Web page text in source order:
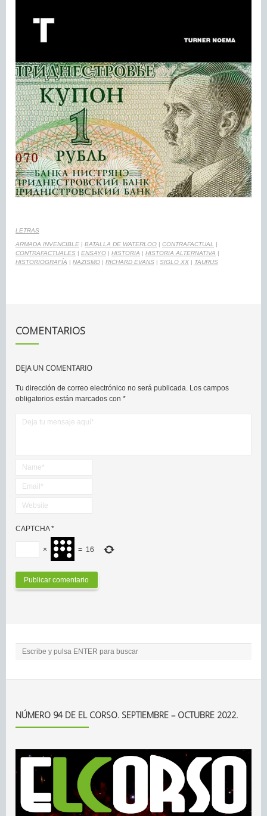
LETRAS
ARMADA INVENCIBLE BATALLA DE WATERLOO CONTRAFACTUAL
CONTRAFACTUALES
ENSAYO HISTORIA HISTORIA ALTERNATIVA
HISTORIOGRAFÍA
NAZISMO RICHARD EVANS SIGLO XX TAURUS
COMENTARIOS
DEJA UN COMENTARIO
Tu dirección de correo electrónico no será publicada. Los campos
obligatorios están marcados con *
CAPTCHA*
× = 16
NÚMERO 94 DE EL CORSO. SEPTIEMBRE – OCTUBRE 2022.